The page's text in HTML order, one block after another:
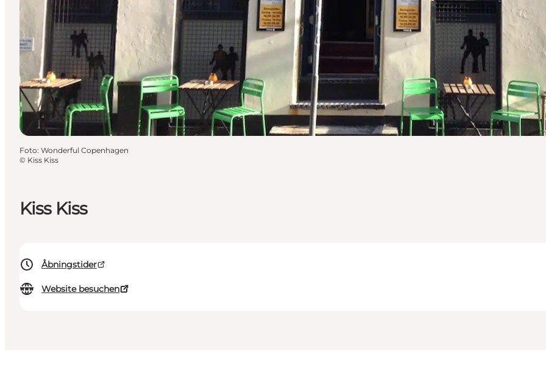
Kiss Kiss
Åbningstider
Website besuchen
Foto: Wonderful Copenhagen
© Kiss Kiss